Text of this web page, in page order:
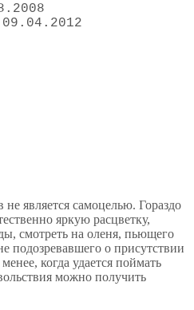
09.04.2012
является самоцелью. Гораздо
яркую расцветку,
смотреть на оленя, пьющего
подозревавшего о присутствии
когда удается поймать
можно получить